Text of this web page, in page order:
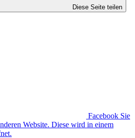
Diese Seite teilen
Facebook Sie
Website. Diese wird in einem